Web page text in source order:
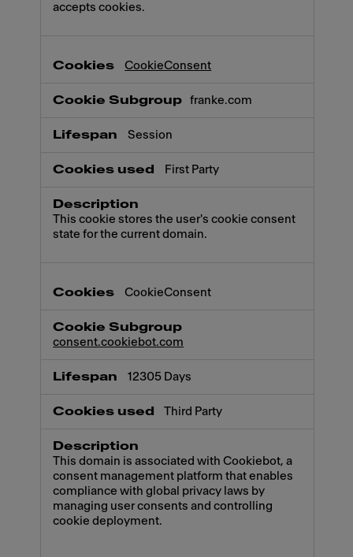
accepts cookies.
CookieConsent
franke.com
Session
First Party
This cookie stores the user's cookie consent
state for the current domain.
CookieConsent
consent.cookiebot.com
12305 Days
Third Party
This domain is associated with Cookiebot, a
consent management platform that enables
compliance with global privacy laws by
managing user consents and controlling
cookie deployment.